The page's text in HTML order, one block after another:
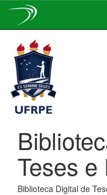
navigation
Teses
Biblioteca Digital de